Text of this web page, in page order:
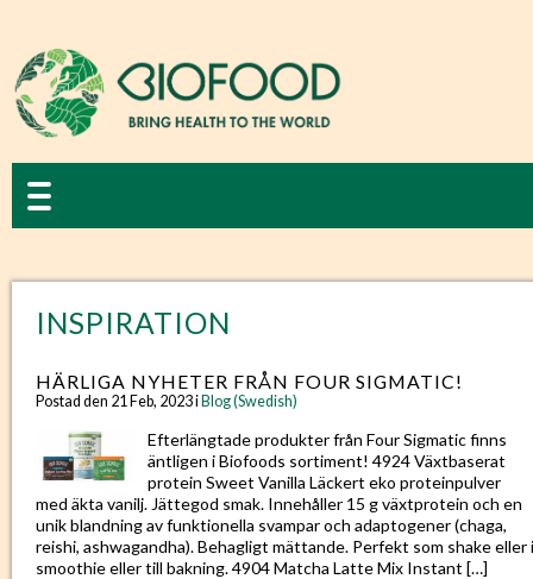
INSPIRATION
HÄRLIGA NYHETER FRÅN FOUR SIGMATIC!
Postad den 21 Feb, 2023 i Blog (Swedish)
Efterlängtade produkter från Four Sigmatic finns
äntligen i Biofoods sortiment! 4924 Växtbaserat
protein Sweet Vanilla Läckert eko proteinpulver
med äkta vanilj. Jättegod smak. Innehåller 15 g växtprotein och en
unik blandning av funktionella svampar och adaptogener (chaga,
reishi, ashwagandha). Behagligt mättande. Perfekt som shake eller i
smoothie eller till bakning. 4904 Matcha Latte Mix Instant […]